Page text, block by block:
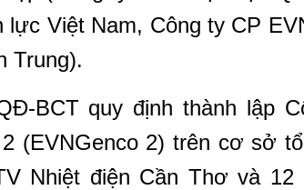
lực Việt Nam, Công ty CP
Trung).
BCT quy định thành lập
(EVNGenco 2) trên cơ sở
Nhiệt điện Cần Thơ và 12